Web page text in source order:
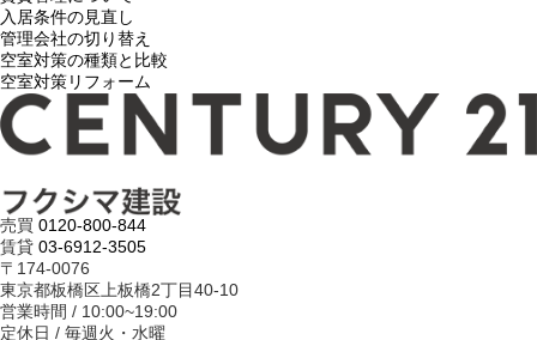
入居条件の見直し
管理会社の切り替え
空室対策の種類と比較
空室対策リフォーム
売買 0120-800-844
賃貸 03-6912-3505
〒174-0076
東京都板橋区上板橋2丁目40-10
営業時間 / 10:00~19:00
定休日 / 毎週火・水曜